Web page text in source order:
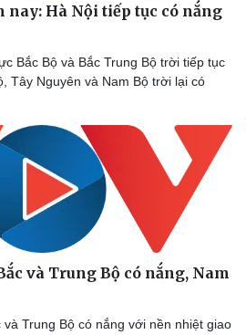
Ô tô - Xe máy
Ô tô
nay: Hà Nội tiếp tục có nắng
Bắc Bộ và Bắc Trung Bộ trời tiếp tục
Tây Nguyên và Nam Bộ trời lại có
và Trung Bộ có nắng, Nam
và Trung Bộ có nắng với nền nhiệt giao